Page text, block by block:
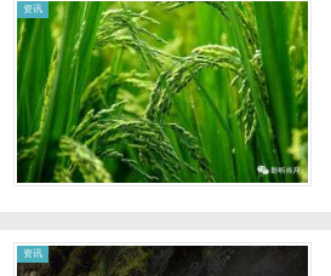
资讯
资讯